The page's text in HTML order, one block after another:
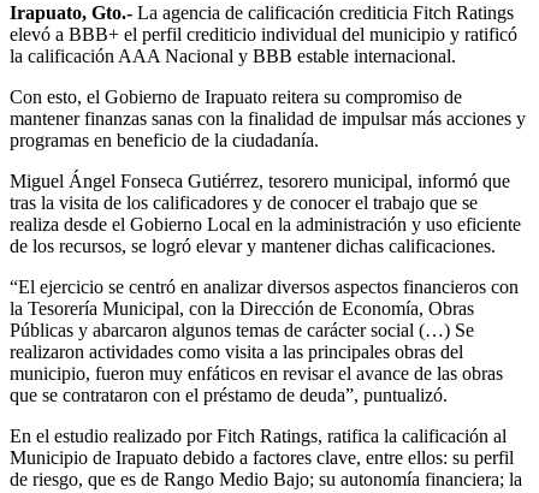
Irapuato, Gto.- La agencia de calificación crediticia Fitch Ratings
elevó a BBB+ el perfil crediticio individual del municipio y ratificó
la calificación AAA Nacional y BBB estable internacional.
Con esto, el Gobierno de Irapuato reitera su compromiso de
mantener finanzas sanas con la finalidad de impulsar más acciones y
programas en beneficio de la ciudadanía.
Miguel Ángel Fonseca Gutiérrez, tesorero municipal, informó que
tras la visita de los calificadores y de conocer el trabajo que se
realiza desde el Gobierno Local en la administración y uso eficiente
de los recursos, se logró elevar y mantener dichas calificaciones.
“El ejercicio se centró en analizar diversos aspectos financieros con
la Tesorería Municipal, con la Dirección de Economía, Obras
Públicas y abarcaron algunos temas de carácter social (…) Se
realizaron actividades como visita a las principales obras del
municipio, fueron muy enfáticos en revisar el avance de las obras
que se contrataron con el préstamo de deuda”, puntualizó.
En el estudio realizado por Fitch Ratings, ratifica la calificación al
Municipio de Irapuato debido a factores clave, entre ellos: su perfil
de riesgo, que es de Rango Medio Bajo; su autonomía financiera; la